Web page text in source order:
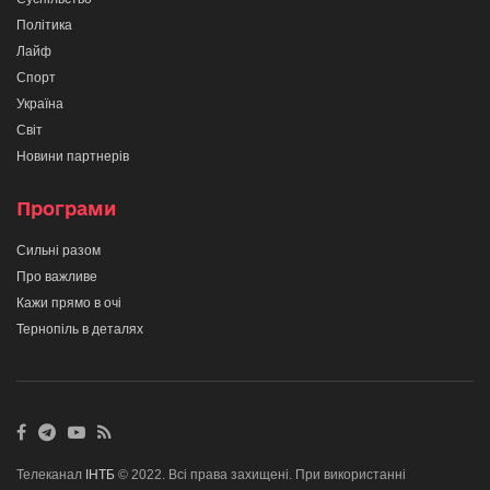
Політика
Лайф
Спорт
Україна
Світ
Новини партнерів
Програми
Сильні разом
Про важливе
Кажи прямо в очі
Тернопіль в деталях
Телеканал ІНТБ © 2022. Всі права захищені. При використанні